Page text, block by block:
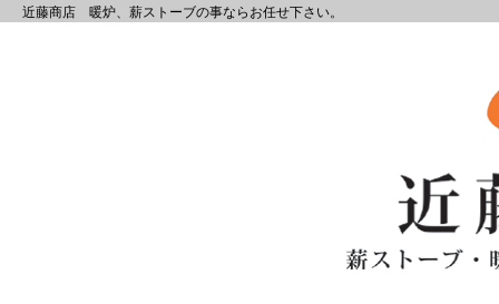
近藤商店 暖炉、薪ストーブの事ならお任せ下さい。